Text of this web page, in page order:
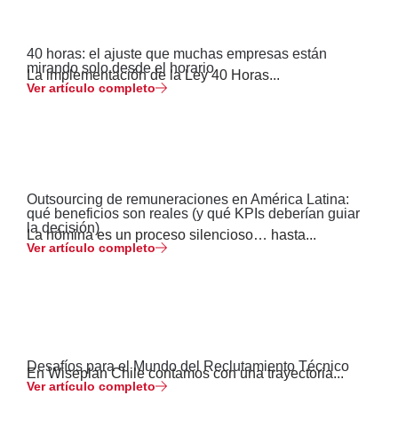
40 horas: el ajuste que muchas empresas están
mirando solo desde el horario
La implementación de la Ley 40 Horas...
Ver artículo completo
Outsourcing de remuneraciones en América Latina:
qué beneficios son reales (y qué KPIs deberían guiar
la decisión)
La nómina es un proceso silencioso… hasta...
Ver artículo completo
Desafíos para el Mundo del Reclutamiento Técnico
En Wiseplan Chile contamos con una trayectoria...
Ver artículo completo